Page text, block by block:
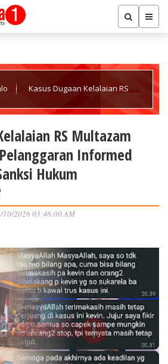
Kasus Dugaan Kelalaian RS
RS Multazam
Informed
Hukum
10/2026 03:46:00 AM